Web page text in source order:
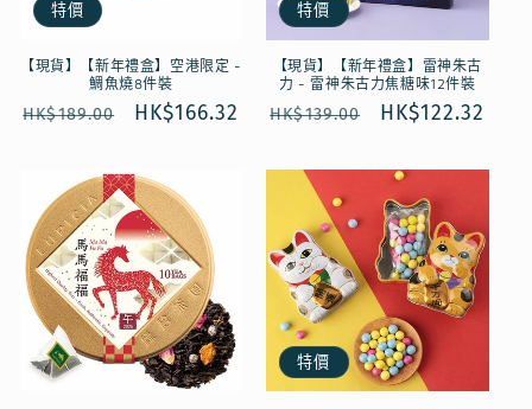
特價
【現貨】【新年禮盒】空港限定 -
鯛魚燒8件裝
定
HK$189.00
售
HK$166.32
特價
【現貨】【新年禮盒】雷神朱古
力 - 雷神朱古力焦糖味12件裝
定
HK$139.00
售
HK$122.32
特價